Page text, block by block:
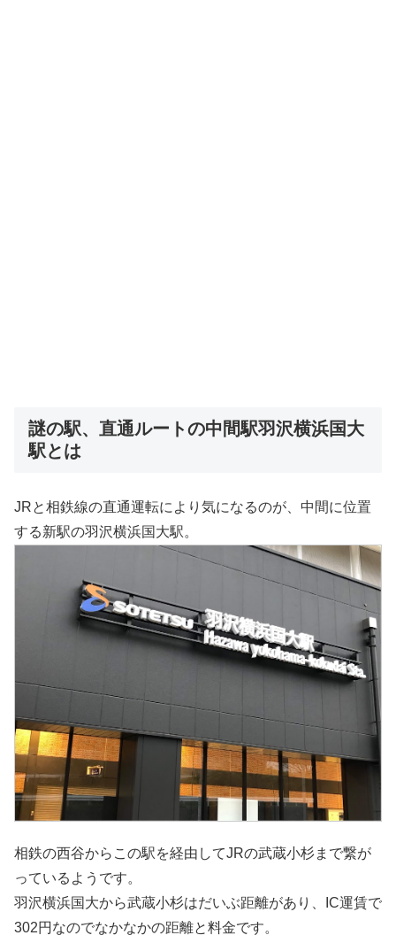
謎の駅、直通ルートの中間駅羽沢横浜国大
駅とは
JRと相鉄線の直通運転により気になるのが、中間に位置
する新駅の羽沢横浜国大駅。
相鉄の西谷からこの駅を経由してJRの武蔵小杉まで繋が
っているようです。
羽沢横浜国大から武蔵小杉はだいぶ距離があり、IC運賃で
302円なのでなかなかの距離と料金です。